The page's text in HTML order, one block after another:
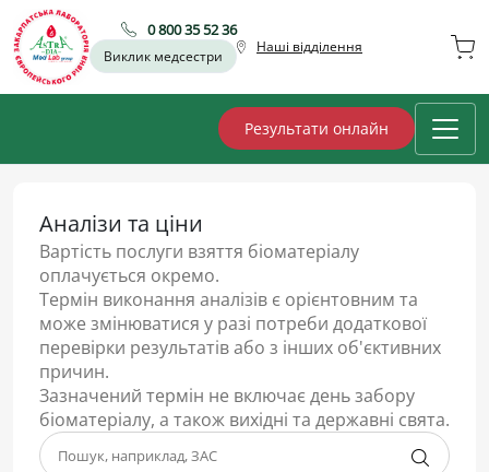
0 800 35 52 36
Виклик медсестри
Наші відділення
Результати онлайн
Аналізи та ціни
Вартість послуги взяття біоматеріалу
оплачується окремо.
Термін виконання аналізів є орієнтовним та
може змінюватися у разі потреби додаткової
перевірки результатів або з інших об'єктивних
причин.
Зазначений термін не включає день забору
біоматеріалу, а також вихідні та державні свята.